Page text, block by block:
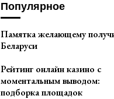
Популярное
Памятка желающему
Беларуси
Рейтинг онлайн казино с
моментальным выводом:
подборка площадок